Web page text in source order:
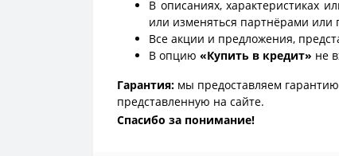
В описаниях, характеристиках
или изменяться партнёрами или
Все акции и предложения,
В опцию «Купить в кредит» не
Гарантия: мы предоставляем
представленную на сайте.
Спасибо за понимание!